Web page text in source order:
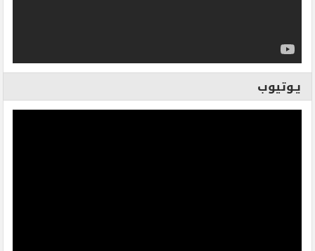
يـوتيوب